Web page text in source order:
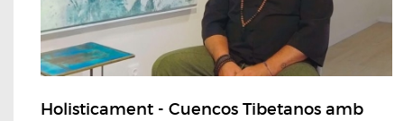
Holisticament - Cuencos Tibetanos amb